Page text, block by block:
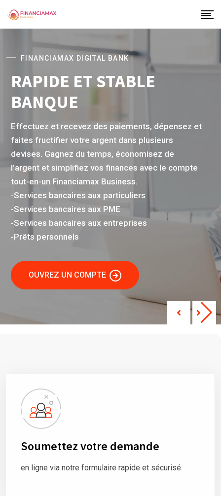
FINANCIAMAX DIGITAL BANK
RAPIDE ET STABLE
BANQUE
Effectuez et recevez des paiements, dépensez et
faites fructifier votre argent dans plusieurs
devises. Gagnez du temps, économisez de
l'argent et simplifiez vos finances avec le compte
tout-en-un Financiamax Business.
-Services bancaires aux particuliers
-Services bancaires aux PME
-Services bancaires aux entreprises
-Prêts personnels
OUVREZ UN COMPTE
Soumettez votre demande
en ligne via notre formulaire rapide et sécurisé.